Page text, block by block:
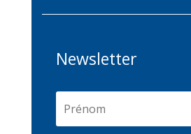
Newsletter